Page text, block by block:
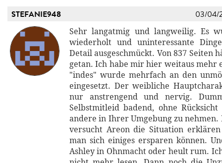
STEFANIE948 03/04/
Sehr langatmig und langweilig. Es
wiederholt und uninteressante
Detail ausgeschmückt. Von 837 Seiten
getan. Ich habe mir hier weitaus mehr
"indes" wurde mehrfach an den
eingesetzt. Der weibliche
nur anstrengend und nervig.
Selbstmitleid badend, ohne
andere in Ihrer Umgebung zu nehmen.
versucht Areon die Situation
man sich einiges ersparen können.
Ashley in Ohnmacht oder heult rum.